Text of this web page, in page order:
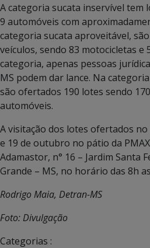
A categoria sucata inservível tem
9 automóveis com
categoria sucata aproveitável,
veículos, sendo 83 motocicletas e
categoria, apenas pessoas
MS podem dar lance. Na
são ofertados 190 lotes sendo
automóveis.
A visitação dos lotes ofertados
e 19 de outubro no pátio da
Adamastor, n° 16 – Jardim Santa
Grande – MS, no horário das 8h
Rodrigo Maia, Detran-MS
Foto: Divulgação
Categorias :